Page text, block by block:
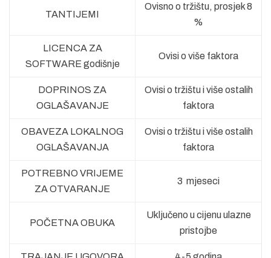
TANTIJEMI
Ovisno o tržištu, prosjek 8
%
LICENCA ZA
SOFTWARE godišnje
Ovisi o više faktora
DOPRINOS ZA
OGLAŠAVANJE
Ovisi o tržištu i više ostalih
faktora
OBAVEZA LOKALNOG
OGLAŠAVANJA
Ovisi o tržištu i više ostalih
faktora
POTREBNO VRIJEME
ZA OTVARANJE
3 mjeseci
POČETNA OBUKA
Uključeno u cijenu ulazne
pristojbe